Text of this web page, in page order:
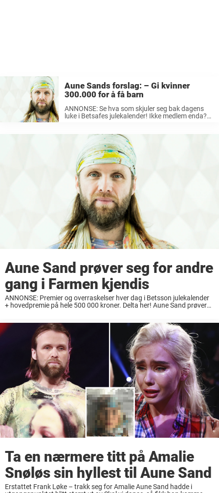
Aune Sands forslag: – Gi kvinner
300.000 for å få barn
ANNONSE: Se hva som skjuler seg bak dagens
luke i Betsafes julekalender! Ikke medlem enda?
Aune Sand prøver seg for andre
gang i Farmen kjendis
ANNONSE: Premier og overraskelser hver dag i Betsson julekalender
+ hovedpremie på hele 500 000 kroner. Delta her! Aune Sand prøver
Ta en nærmere titt på Amalie
Snøløs sin hyllest til Aune Sand
Erstattet Frank Løke – trakk seg for Amalie Aune Sand hadde i